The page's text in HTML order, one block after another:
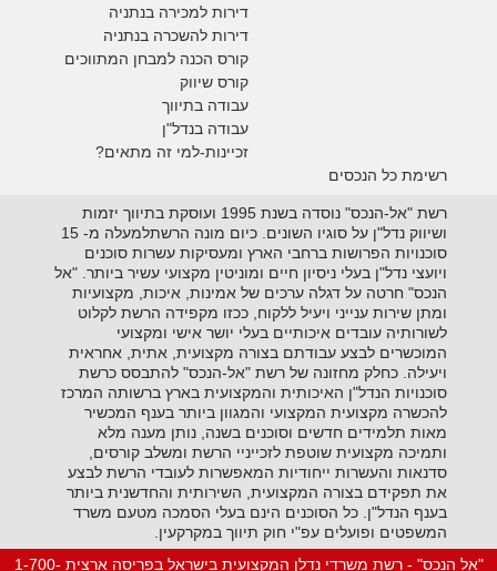
דירות למכירה בנתניה
דירות להשכרה בנתניה
קורס הכנה למבחן המתווכים
קורס שיווק
עבודה בתיווך
עבודה בנדל"ן
זכיינות-למי זה מתאים?
רשימת כל הנכסים
רשת "אל-הנכס" נוסדה בשנת 1995 ועוסקת בתיווך יזמות
ושיווק נדל"ן על סוגיו השונים. כיום מונה הרשתלמעלה מ- 15
סוכנויות הפרושות ברחבי הארץ ומעסיקות עשרות סוכנים
ויועצי נדל"ן בעלי ניסיון חיים ומוניטין מקצועי עשיר ביותר. "אל
הנכס" חרטה על דגלה ערכים של אמינות, איכות, מקצועיות
ומתן שירות ענייני ויעיל ללקוח, ככזו מקפידה הרשת לקלוט
לשורותיה עובדים איכותיים בעלי יושר אישי ומקצועי
המוכשרים לבצע עבודתם בצורה מקצועית, אתית, אחראית
ויעילה. כחלק מחזונה של רשת "אל-הנכס" להתבסס כרשת
סוכנויות הנדל"ן האיכותית והמקצועית בארץ ברשותה המרכז
להכשרה מקצועית המקצועי והמגוון ביותר בענף המכשיר
מאות תלמידים חדשים וסוכנים בשנה, נותן מענה מלא
ותמיכה מקצועית שוטפת לזכייניי הרשת ומשלב קורסים,
סדנאות והעשרות ייחודיות המאפשרות לעובדי הרשת לבצע
את תפקידם בצורה המקצועית, השירותית והחדשנית ביותר
בענף הנדל"ן. כל הסוכנים הינם בעלי הסמכה מטעם משרד
המשפטים ופועלים עפ"י חוק תיווך במקרקעין.
"אל הנכס" - רשת משרדי נדלן המקצועית בישראל בפריסה ארצית 1-700-